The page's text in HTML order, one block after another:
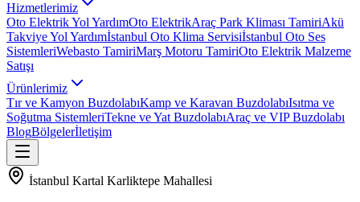
Hizmetlerimiz
Oto Elektrik Yol YardımOto ElektrikAraç Park Kliması TamiriAkü
Takviye Yol Yardımİstanbul Oto Klima Servisiİstanbul Oto Ses
SistemleriWebasto TamiriMarş Motoru TamiriOto Elektrik Malzeme
Satışı
Ürünlerimiz
Tır ve Kamyon BuzdolabıKamp ve Karavan BuzdolabıIsıtma ve
Soğutma SistemleriTekne ve Yat BuzdolabıAraç ve VIP Buzdolabı
BlogBölgelerİletişim
İstanbul Kartal Karliktepe Mahallesi